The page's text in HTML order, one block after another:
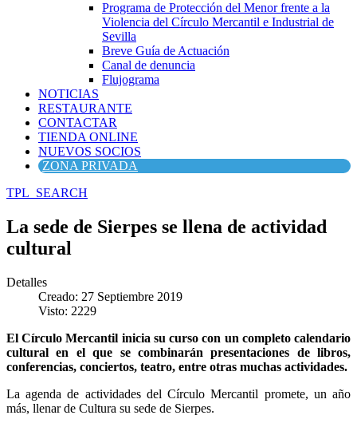
Programa de Protección del Menor frente a la
Violencia del Círculo Mercantil e Industrial de
Sevilla
Breve Guía de Actuación
Canal de denuncia
Flujograma
NOTICIAS
RESTAURANTE
CONTACTAR
TIENDA ONLINE
NUEVOS SOCIOS
ZONA PRIVADA
TPL_SEARCH
La sede de Sierpes se llena de actividad
cultural
Detalles
Creado: 27 Septiembre 2019
Visto: 2229
El Círculo Mercantil inicia su curso con un completo calendario
cultural en el que se combinarán presentaciones de libros,
conferencias, conciertos, teatro, entre otras muchas actividades.
La agenda de actividades del Círculo Mercantil promete, un año
más, llenar de Cultura su sede de Sierpes.